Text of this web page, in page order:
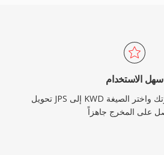
سهل الاستخدام
تحويل JPS إلى KWD بسيط — اسحب صورتك واختر الصيغة